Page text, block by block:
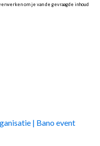
om je van de gevraagde inhoud
| Bano event